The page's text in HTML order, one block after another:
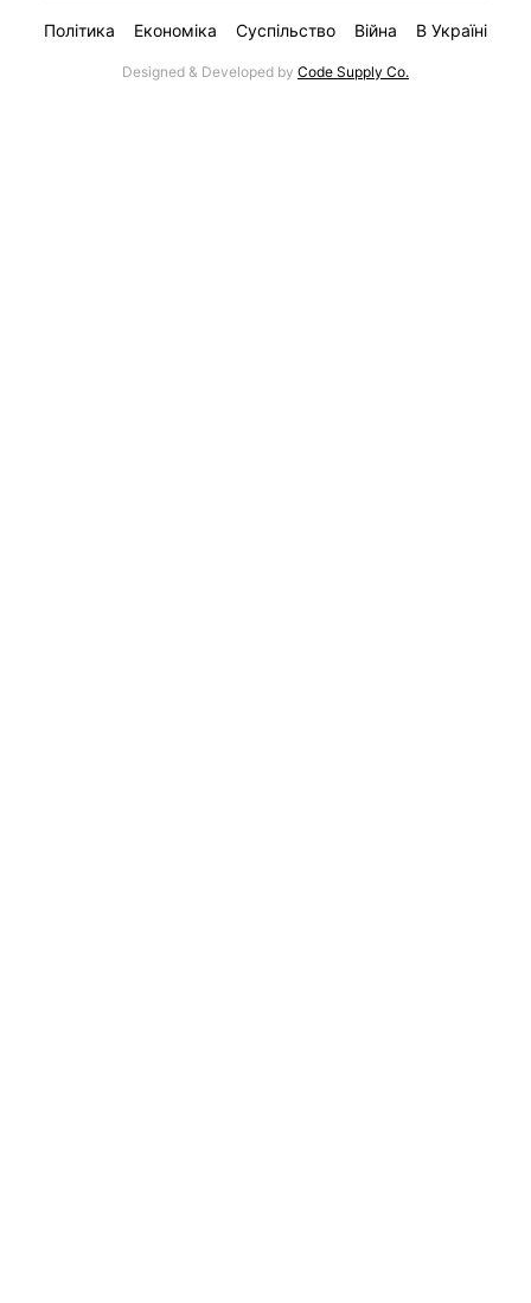
Політика Економіка Суспільство Війна В Україні
Designed & Developed by Code Supply Co.